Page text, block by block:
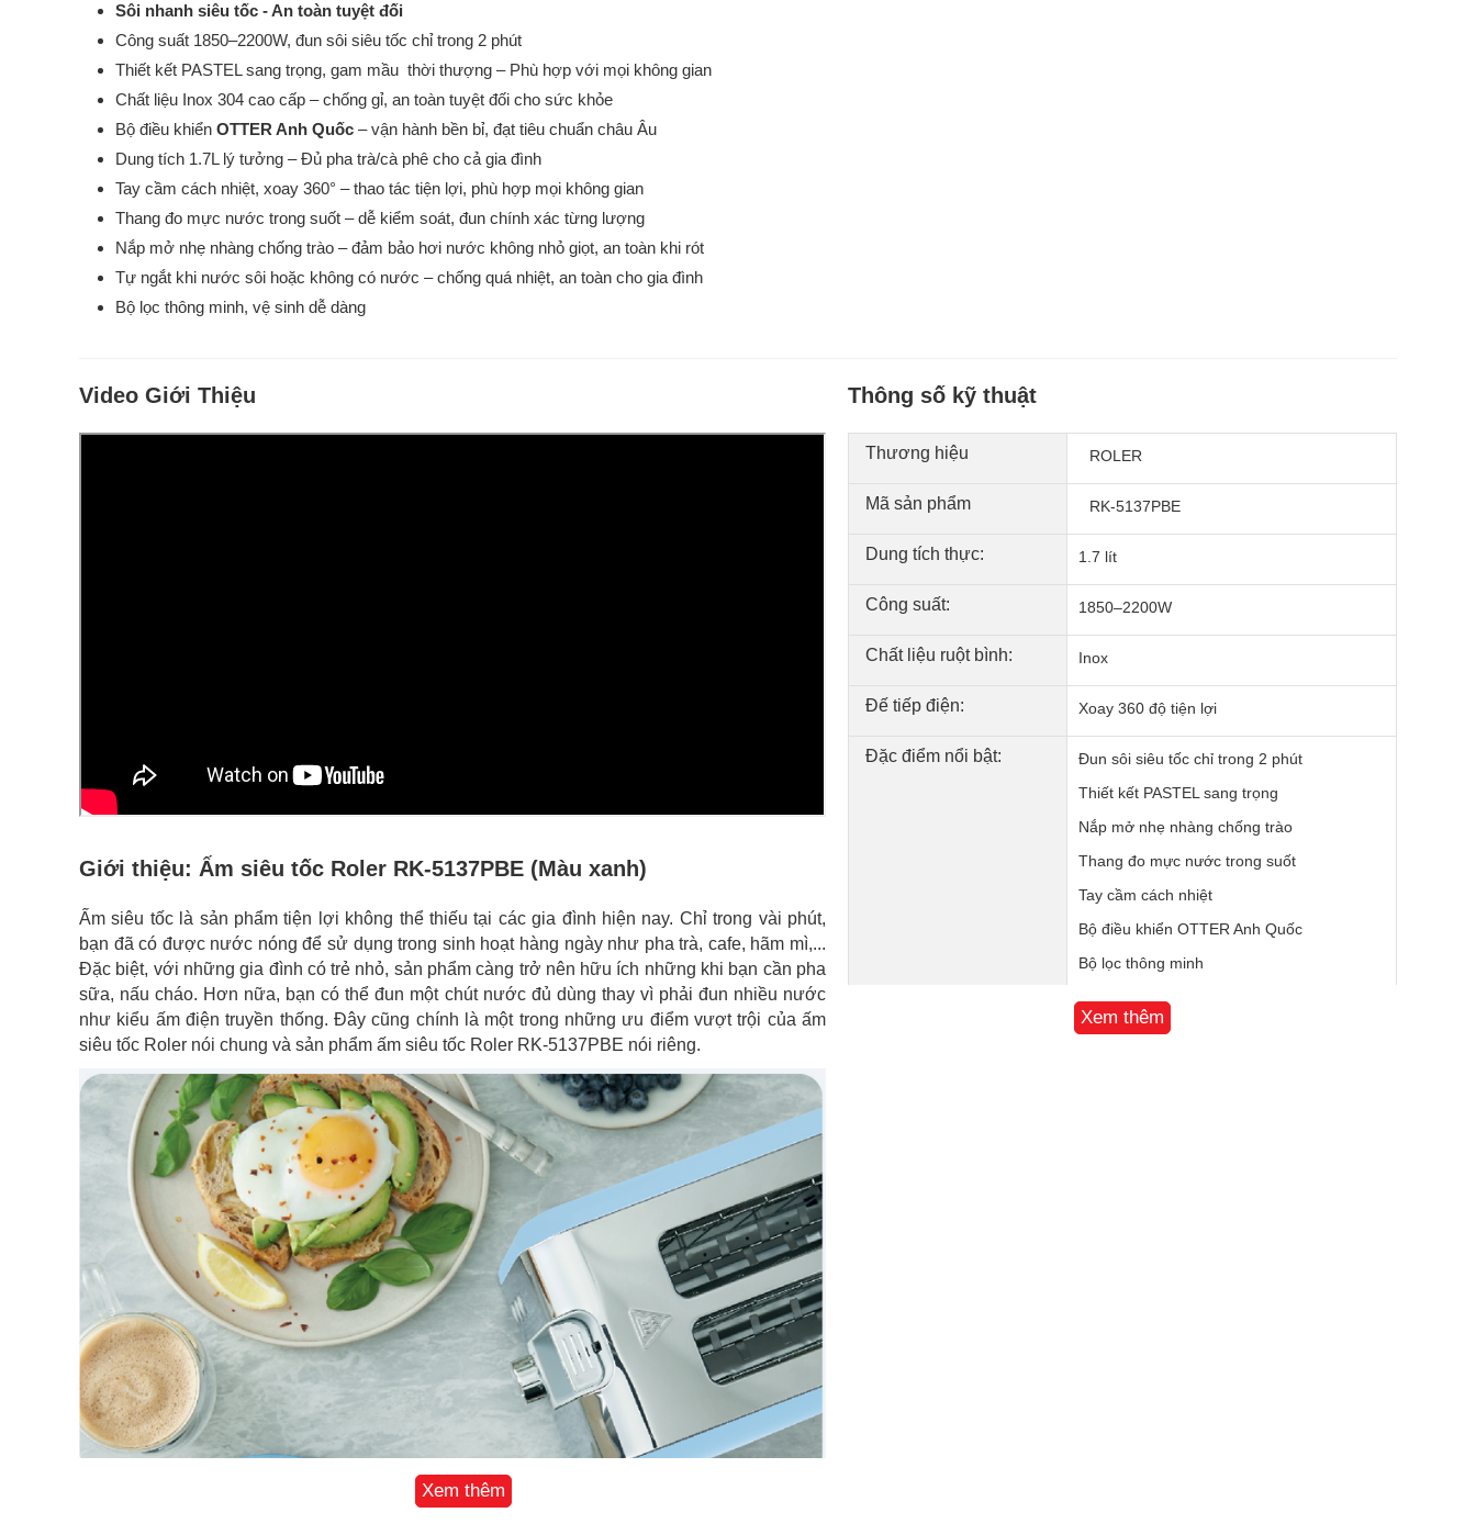
Sôi nhanh siêu tốc - An toàn tuyệt đối
Công suất 1850–2200W, đun sôi siêu tốc chỉ trong 2 phút
Thiết kết PASTEL sang trọng, gam mầu thời thượng – Phù hợp với mọi không gian
Chất liệu Inox 304 cao cấp – chống gỉ, an toàn tuyệt đối cho sức khỏe
Bộ điều khiển OTTER Anh Quốc – vận hành bền bỉ, đạt tiêu chuẩn châu Âu
Dung tích 1.7L lý tưởng – Đủ pha trà/cà phê cho cả gia đình
Tay cầm cách nhiệt, xoay 360° – thao tác tiện lợi, phù hợp mọi không gian
Thang đo mực nước trong suốt – dễ kiểm soát, đun chính xác từng lượng
Nắp mở nhẹ nhàng chống trào – đảm bảo hơi nước không nhỏ giọt, an toàn khi rót
Tự ngắt khi nước sôi hoặc không có nước – chống quá nhiệt, an toàn cho gia đình
Bộ lọc thông minh, vệ sinh dễ dàng
Video Giới Thiệu
Giới thiệu: Ấm siêu tốc Roler RK-5137PBE (Màu xanh)
Ấm siêu tốc là sản phẩm tiện lợi không thể thiếu tại các gia đình hiện nay. Chỉ trong vài phút,
bạn đã có được nước nóng để sử dụng trong sinh hoạt hàng ngày như pha trà, cafe, hãm mì,...
Đặc biệt, với những gia đình có trẻ nhỏ, sản phẩm càng trở nên hữu ích những khi bạn cần pha
sữa, nấu cháo. Hơn nữa, bạn có thể đun một chút nước đủ dùng thay vì phải đun nhiều nước
như kiểu ấm điện truyền thống. Đây cũng chính là một trong những ưu điểm vượt trội của ấm
siêu tốc Roler nói chung và sản phẩm ấm siêu tốc Roler RK-5137PBE nói riêng.
Xem thêm
Thông số kỹ thuật
Thương hiệu ROLER
Mã sản phẩm RK-5137PBE
Dung tích thực: 1.7 lít
Công suất: 1850–2200W
Chất liệu ruột bình: Inox
Đế tiếp điện: Xoay 360 độ tiện lợi
Đặc điểm nổi bật:
Đun sôi siêu tốc chỉ trong 2 phút
Thiết kết PASTEL sang trọng
Nắp mở nhẹ nhàng chống trào
Thang đo mực nước trong suốt
Tay cầm cách nhiệt
Bộ điều khiển OTTER Anh Quốc
Bộ lọc thông minh
Xem thêm